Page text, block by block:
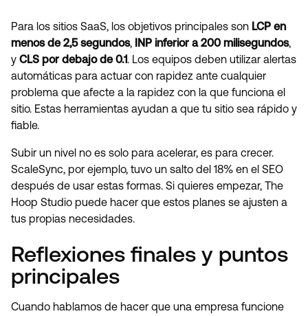
Para los sitios SaaS, los objetivos principales son LCP en
menos de 2,5 segundos, INP inferior a 200 milisegundos,
y CLS por debajo de 0.1. Los equipos deben utilizar alertas
automáticas para actuar con rapidez ante cualquier
problema que afecte a la rapidez con la que funciona el
sitio. Estas herramientas ayudan a que tu sitio sea rápido y
fiable.
Subir un nivel no es solo para acelerar, es para crecer.
ScaleSync, por ejemplo, tuvo un salto del 18% en el SEO
después de usar estas formas. Si quieres empezar, The
Hoop Studio puede hacer que estos planes se ajusten a
tus propias necesidades.
Reflexiones finales y puntos
principales
Cuando hablamos de hacer que una empresa funcione